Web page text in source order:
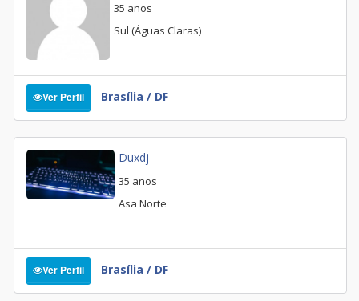
35 anos
Sul (Águas Claras)
Ver Perfil Brasília / DF
Duxdj
35 anos
Asa Norte
Ver Perfil Brasília / DF